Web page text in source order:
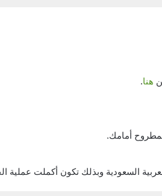
هنا.
أمامك.
السعودية وبذلك تكون أكملت عملية